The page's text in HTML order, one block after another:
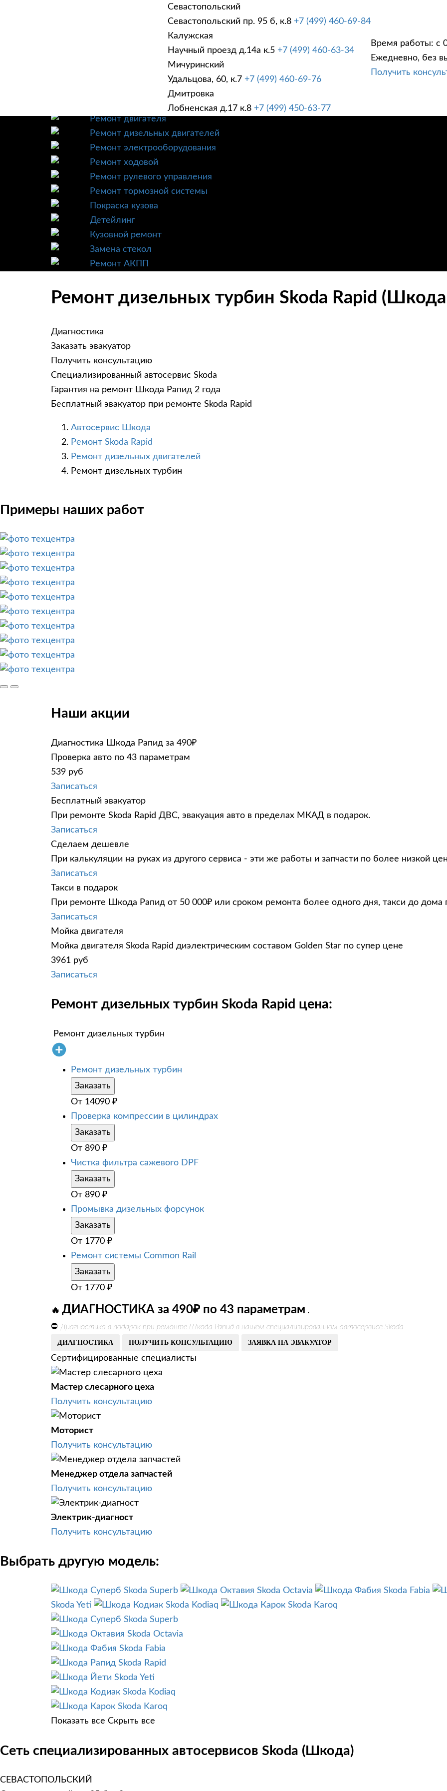
Севастопольский
Севастопольский пр. 95 б, к.8 +7 (499) 460-69-84
Калужская
Научный проезд д.14а к.5 +7 (499) 460-63-34
Мичуринский
Удальцова, 60, к.7 +7 (499) 460-69-76
Дмитровка
Лобненская д.17 к.8 +7 (499) 450-63-77
Время работы: с
Ежедневно, без
Получить
УСЛУГИ
Техническое обслуживание
Ремонт трансмиссии
Ремонт двигателя
Ремонт дизельных двигателей
Ремонт электрооборудования
Ремонт ходовой
Ремонт рулевого управления
Ремонт тормозной системы
Покраска кузова
Детейлинг
Кузовной ремонт
Замена стекол
Ремонт АКПП
Ремонт дизельных турбин Skoda Rapid
Диагностика
Заказать эвакуатор
Получить консультацию
Специализированный автосервис Skoda
Гарантия на ремонт Шкода Рапид 2 года
Бесплатный эвакуатор при ремонте Skoda Rapid
Автосервис Шкода
Ремонт Skoda Rapid
Ремонт дизельных двигателей
Ремонт дизельных турбин
Примеры наших работ
Наши акции
Диагностика Шкода Рапид за 490₽
Проверка авто по 43 параметрам
539 руб
Записаться
Бесплатный эвакуатор
При ремонте Skoda Rapid ДВС, эвакуация авто в пределах МКАД в подарок.
Записаться
Сделаем дешевле
При калькуляции на руках из другого сервиса - эти же работы и запчасти по более низкой
Записаться
Такси в подарок
При ремонте Шкода Рапид от 50 000₽ или сроком ремонта более одного дня, такси до дома
Записаться
Мойка двигателя
Мойка двигателя Skoda Rapid диэлектрическим составом Golden Star по супер цене
3961 руб
Записаться
Ремонт дизельных турбин Skoda Rapid цена:
Ремонт дизельных турбин
Ремонт дизельных турбин
Заказать
От 14090 ₽
Проверка компрессии в цилиндрах
Заказать
От 890 ₽
Чистка фильтра сажевого DPF
Заказать
От 890 ₽
Промывка дизельных форсунок
Заказать
От 1770 ₽
Ремонт системы Common Rail
Заказать
От 1770 ₽
🔥 ДИАГНОСТИКА за 490₽ по 43 параметрам .
⛔ Диагностика в подарок при ремонте Шкода Рапид в нашем специализированном автосервисе Skoda
ДИАГНОСТИКА ПОЛУЧИТЬ КОНСУЛЬТАЦИЮ ЗАЯВКА НА ЭВАКУАТОР
Сертифицированные специалисты
Мастер слесарного цеха
Получить консультацию
Моторист
Получить консультацию
Менеджер отдела запчастей
Получить консультацию
Электрик-диагност
Получить консультацию
Выбрать другую модель:
Skoda Superb Skoda Octavia
Skoda Fabia
Skoda Yeti
Skoda Kodiaq
Skoda Karoq
Skoda Superb
Skoda Octavia
Skoda Fabia
Skoda Rapid
Skoda Yeti
Skoda Kodiaq
Skoda Karoq
Показать все Скрыть все
Сеть специализированных автосервисов Skoda (Шкода)
СЕВАСТОПОЛЬСКИЙ